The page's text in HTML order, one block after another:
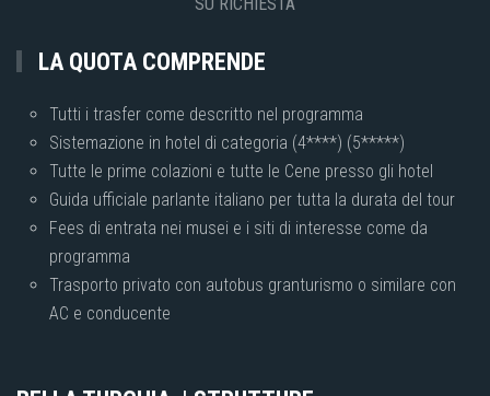
LA QUOTA COMPRENDE
Tutti i trasfer come descritto nel programma
Sistemazione in hotel di categoria (4****) (5*****)
Tutte le prime colazioni e tutte le Cene presso gli hotel
Guida ufficiale parlante italiano per tutta la durata del tour
Fees di entrata nei musei e i siti di interesse come da
programma
Trasporto privato con autobus granturismo o similare con
AC e conducente